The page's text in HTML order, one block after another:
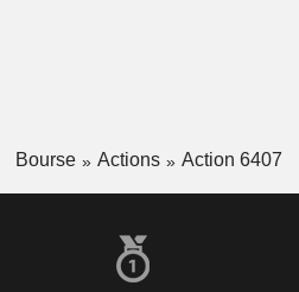
Bourse Actions Action 6407